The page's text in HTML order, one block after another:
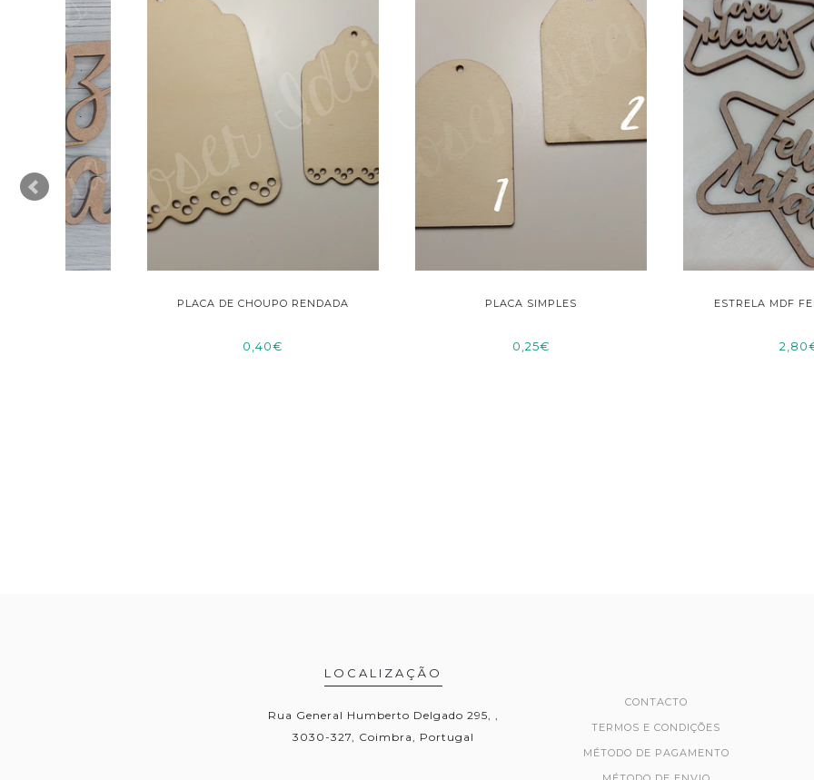
PLACA DE CHOUPO RENDADA PLACA SIMPLES ESTRELA MDF FELIZ NATAL
LOCALIZAÇÃO
Rua General Humberto Delgado 295, ,
3030-327, Coimbra, Portugal
CONTACTO
TERMOS E CONDIÇÕES
MÉTODO DE PAGAMENTO